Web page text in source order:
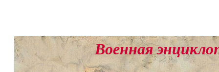
Военная